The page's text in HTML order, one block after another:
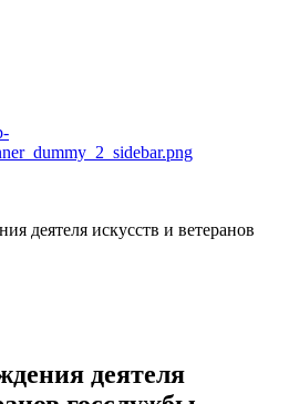
деятеля искусств и ветеранов
деятеля